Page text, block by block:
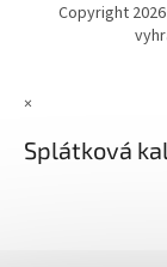
Copyright 2026
×
Splátková